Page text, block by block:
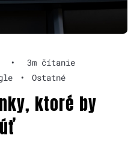
•
3m čítanie
• Ostatné
ktoré by